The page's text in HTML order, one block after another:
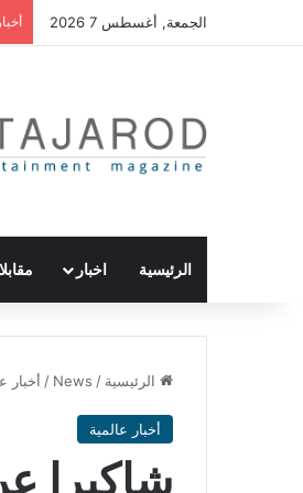
الجمعة, أغسطس 7 2026
الرئيسية اخبار
الرئيسية /
News
/ أخبار
أخبار عالمية
شاكيرا